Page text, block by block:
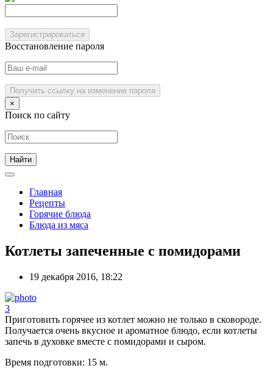
Зарегистрироваться
Восстановление пароля
Получить ссылку на изменение пароля
×
Поиск по сайту
Главная
Рецепты
Горячие блюда
Блюда из мяса
Котлеты запеченные с помидорами
19 декабря 2016, 18:22
3
Приготовить горячее из котлет можно не только в сковороде.
Получается очень вкусное и ароматное блюдо, если котлеты
запечь в духовке вместе с помидорами и сыром.
Время подготовки: 15 м.